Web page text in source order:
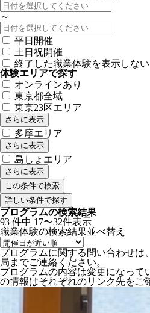
～
平日開催
土日祝開催
終了した職業体験を表示しない
体験エリアで探す
オンラインあり
東京都全域
東京23区エリア
さらに表示
多摩エリア
さらに表示
島しょエリア
さらに表示
詳しい条件で探す
プログラムの検索結果
93 件中 17〜32件表示
職業体験の検索結果並べ替え
プログラムに関する問い合わせは
局までご連絡ください。
プログラムの内容は変更になって
の情報はそれぞれのリンク先をご